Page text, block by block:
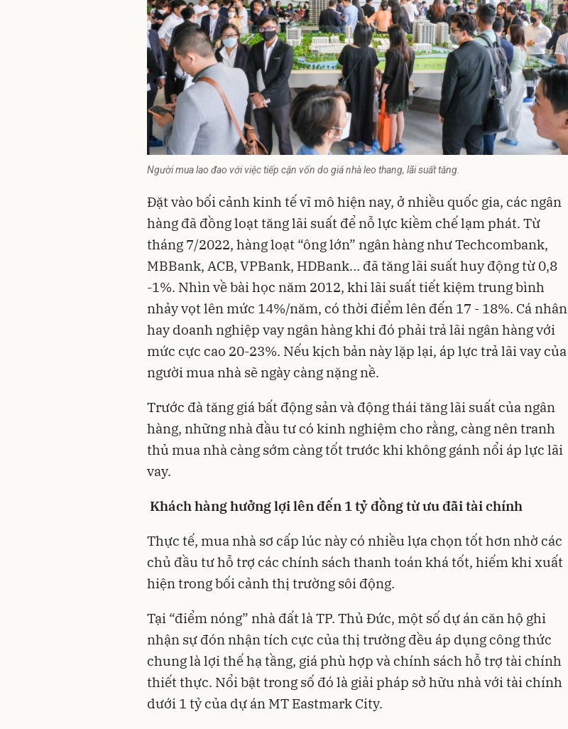
Người mua lao đao với việc tiếp cận vốn do giá nhà leo thang, lãi suất tăng.
Đặt vào bối cảnh kinh tế vĩ mô hiện nay, ở nhiều quốc gia, các ngân
hàng đã đồng loạt tăng lãi suất để nỗ lực kiềm chế lạm phát. Từ
tháng 7/2022, hàng loạt “ông lớn” ngân hàng như Techcombank,
MBBank, ACB, VPBank, HDBank… đã tăng lãi suất huy động từ 0,8
-1%. Nhìn về bài học năm 2012, khi lãi suất tiết kiệm trung bình
nhảy vọt lên mức 14%/năm, có thời điểm lên đến 17 - 18%. Cá nhân
hay doanh nghiệp vay ngân hàng khi đó phải trả lãi ngân hàng với
mức cực cao 20-23%. Nếu kịch bản này lặp lại, áp lực trả lãi vay của
người mua nhà sẽ ngày càng nặng nề.
Trước đà tăng giá bất động sản và động thái tăng lãi suất của ngân
hàng, những nhà đầu tư có kinh nghiệm cho rằng, càng nên tranh
thủ mua nhà càng sớm càng tốt trước khi không gánh nổi áp lực lãi
vay.
Khách hàng hưởng lợi lên đến 1 tỷ đồng từ ưu đãi tài chính
Thực tế, mua nhà sơ cấp lúc này có nhiều lựa chọn tốt hơn nhờ các
chủ đầu tư hỗ trợ các chính sách thanh toán khá tốt, hiếm khi xuất
hiện trong bối cảnh thị trường sôi động.
Tại “điểm nóng” nhà đất là TP. Thủ Đức, một số dự án căn hộ ghi
nhận sự đón nhận tích cực của thị trường đều áp dụng công thức
chung là lợi thế hạ tầng, giá phù hợp và chính sách hỗ trợ tài chính
thiết thực. Nổi bật trong số đó là giải pháp sở hữu nhà với tài chính
dưới 1 tỷ của dự án MT Eastmark City.